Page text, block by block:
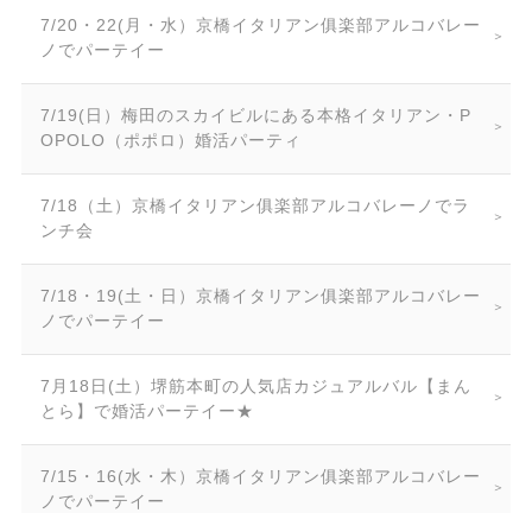
7/20・22(月・水）京橋イタリアン俱楽部アルコバレー
ノでパーテイー
7/19(日）梅田のスカイビルにある本格イタリアン・P
OPOLO（ポポロ）婚活パーティ
7/18（土）京橋イタリアン俱楽部アルコバレーノでラ
ンチ会
7/18・19(土・日）京橋イタリアン俱楽部アルコバレー
ノでパーテイー
7月18日(土）堺筋本町の人気店カジュアルバル【まん
とら】で婚活パーテイー★
7/15・16(水・木）京橋イタリアン俱楽部アルコバレー
ノでパーテイー